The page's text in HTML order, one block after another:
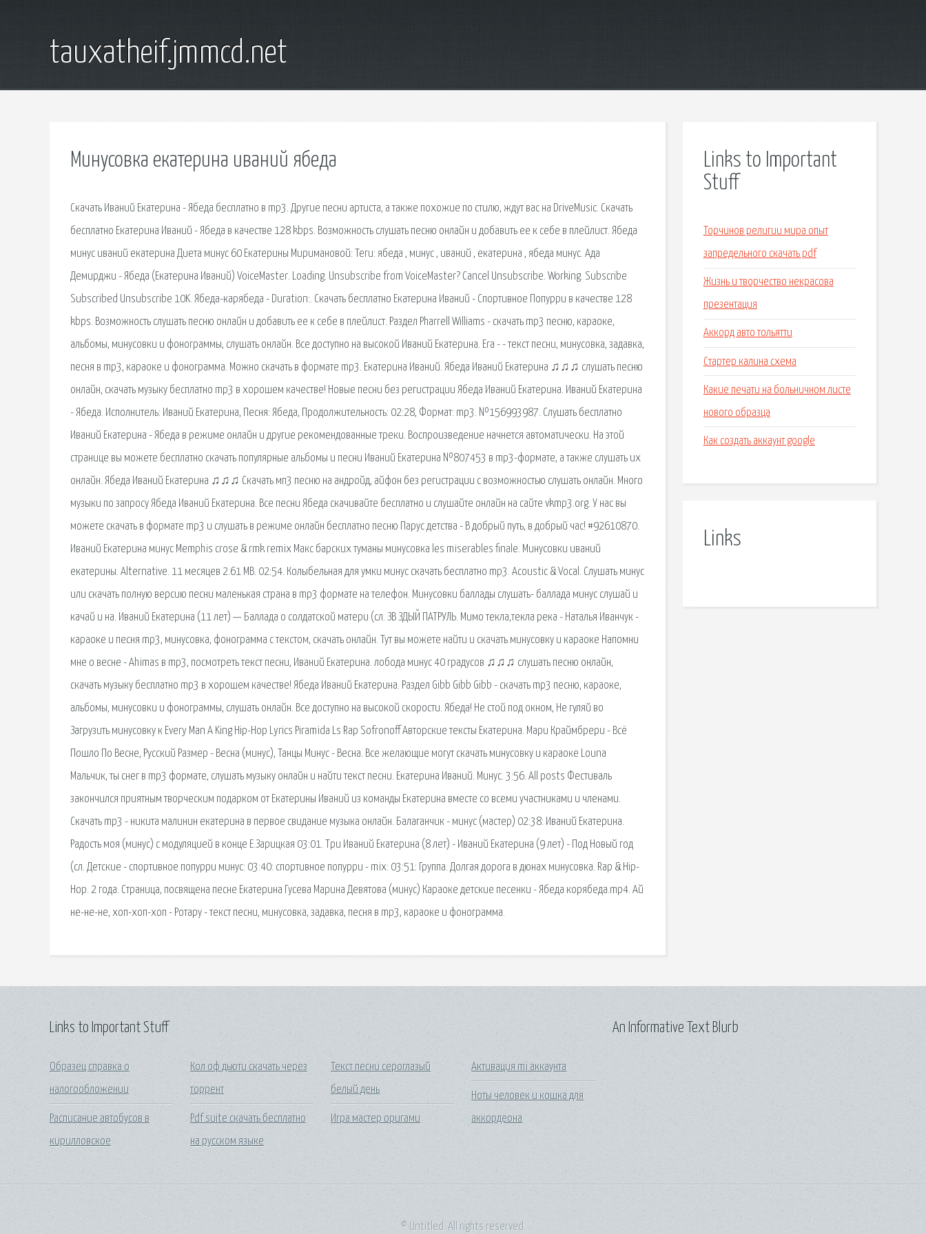
tauxatheif.jmmcd.net
Минусовка екатерина иваний ябеда
Скачать Иваний Екатерина - Ябеда бесплатно в mp3. Другие песни артиста, а также похожие по стилю, ждут вас на DriveMusic. Скачать
бесплатно Екатерина Иваний - Ябеда в качестве 128 kbps. Возможность слушать песню онлайн и добавить ее к себе в плейлист. Ябеда
минус иваний екатерина Диета минус 60 Екатерины Миримановой: Теги: ябеда , минус , иваний , екатерина , ябеда минус. Ада
Демирджи - Ябеда (Екатерина Иваний) VoiceMaster. Loading. Unsubscribe from VoiceMaster? Cancel Unsubscribe. Working. Subscribe
Subscribed Unsubscribe 10K. Ябеда-карябеда - Duration:. Скачать бесплатно Екатерина Иваний - Спортивное Попурри в качестве 128
kbps. Возможность слушать песню онлайн и добавить ее к себе в плейлист. Раздел Pharrell Williams - скачать mp3 песню, караоке,
альбомы, минусовки и фонограммы, слушать онлайн. Все доступно на высокой Иваний Екатерина. Era - - текст песни, минусовка, задавка,
песня в mp3, караоке и фонограмма. Можно скачать в формате mp3. Екатерина Иваний. Ябеда Иваний Екатерина ♫♫♫ слушать песню
онлайн, скачать музыку бесплатно mp3 в хорошем качестве! Новые песни без регистрации Ябеда Иваний Екатерина. Иваний Екатерина
- Ябеда. Исполнитель: Иваний Екатерина, Песня: Ябеда, Продолжительность: 02:28, Формат: mp3. №156993987. Слушать бесплатно
Иваний Екатерина - Ябеда в режиме онлайн и другие рекомендованные треки. Воспроизведение начнется автоматически. На этой
странице вы можете бесплатно скачать популярные альбомы и песни Иваний Екатерина №807453 в mp3-формате, а также слушать их
онлайн. Ябеда Иваний Екатерина ♫♫♫ Скачать мп3 песню на андройд, айфон без регистрации с возможностью слушать онлайн. Много
музыки по запросу Ябеда Иваний Екатерина. Все песни Ябеда скачивайте бесплатно и слушайте онлайн на сайте vkmp3.org. У нас вы
можете скачать в формате mp3 и слушать в режиме онлайн бесплатно песню Парус детства - В добрый путь, в добрый час! #92610870.
Иваний Екатерина минус Memphis crose & rmk remix Макс барских туманы минусовка les miserables finale. Минусовки иваний
екатерины. Alternative. 11 месяцев 2.61 MB. 02:54. Колыбельная для умки минус скачать бесплатно mp3. Acoustic & Vocal. Слушать минус
или скачать полную версию песни маленькая страна в mp3 формате на телефон. Минусовки баллады слушать- баллада минус слушай и
качай и на. Иваний Екатерина (11 лет) — Баллада о солдатской матери (сл. ЗВ ЗДЫЙ ПАТРУЛЬ. Мимо текла,текла река - Наталья Иванчук -
караоке и песня mp3, минусовка, фонограмма с текстом, скачать онлайн. Тут вы можете найти и скачать минусовку и караоке Напомни
мне о весне - Ahimas в mp3, посмотреть текст песни, Иваний Екатерина. лобода минус 40 градусов ♫♫♫ слушать песню онлайн,
скачать музыку бесплатно mp3 в хорошем качестве! Ябеда Иваний Екатерина. Раздел Gibb Gibb Gibb - скачать mp3 песню, караоке,
альбомы, минусовки и фонограммы, слушать онлайн. Все доступно на высокой скорости. Ябеда! Не стой под окном, Не гуляй во
Загрузить минусовку к Every Man A King Hip-Hop Lyrics Piramida Ls Rap Sofronoff Авторские тексты Екатерина. Мари Краймбрери - Всё
Пошло По Весне, Русский Размер - Весна (минус), Танцы Минус - Весна. Все желающие могут скачать минусовку и караоке Louna
Мальчик, ты снег в mp3 формате, слушать музыку онлайн и найти текст песни. Екатерина Иваний. Минус. 3:56. All posts Фестиваль
закончился приятным творческим подарком от Екатерины Иваний из команды Екатерина вместе со всеми участниками и членами.
Скачать mp3 - никита малинин екатерина в первое свидание музыка онлайн. Балаганчик - минус (мастер) 02:38: Иваний Екатерина.
Радость моя (минус) с модуляцией в конце Е.Зарицкая 03:01. Три Иваний Екатерина (8 лет) - Иваний Екатерина (9 лет) - Под Новый год
(сл. Детские - спортивное попурри минус: 03:40: спортивное попурри - mix: 03:51: Группа. Долгая дорога в дюнах минусовка. Rap & Hip-
Hop. 2 года. Страница, посвящена песне Екатерина Гусева Марина Девятова (минус) Караоке детские песенки - Ябеда корябеда.mp4. Ай
не-не-не, хоп-хоп-хоп - Ротару - текст песни, минусовка, задавка, песня в mp3, караоке и фонограмма.
Links to Important
Stuff
Торчинов религии мира опыт
запредельного скачать pdf
Жизнь и творчество некрасова
презентация
Аккорд авто тольятти
Стартер калина схема
Какие печати на больничном листе
нового образца
Как создать аккаунт google
Links
Links to Important Stuff
Образец справка о
налогообложении
Расписание автобусов в
кирилловское
Кол оф дьюти скачать через
торрент
Pdf suite скачать бесплатно
на русском языке
Текст песни сероглазый
белый день
Игра мастер оригами
Активация mi аккаунта
Ноты человек и кошка для
аккордеона
An Informative Text Blurb
© Untitled. All rights reserved.